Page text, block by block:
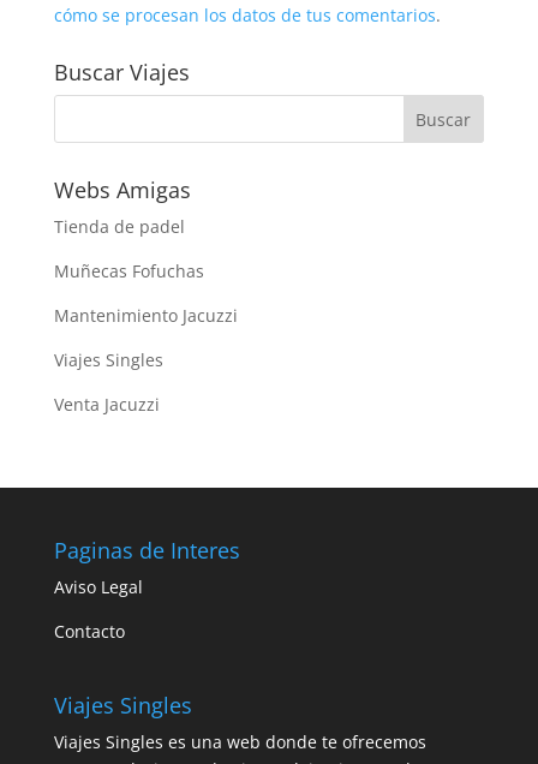
cómo se procesan los datos de tus comentarios.
Buscar Viajes
Webs Amigas
Tienda de padel
Muñecas Fofuchas
Mantenimiento Jacuzzi
Viajes Singles
Venta Jacuzzi
Paginas de Interes
Aviso Legal
Contacto
Viajes Singles
Viajes Singles es una web donde te ofrecemos